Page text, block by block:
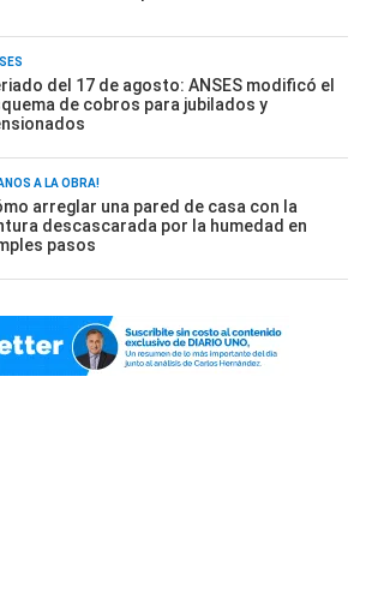
del 17 de agosto: ANSES modificó el
de cobros para jubilados y
A LA OBRA!
arreglar una pared de casa con la
descascarada por la humedad en
pasos